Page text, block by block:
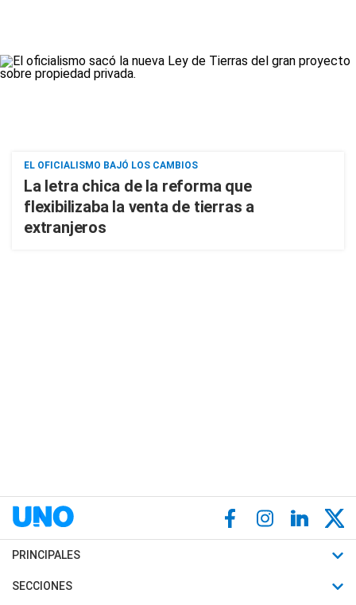
EL OFICIALISMO BAJÓ LOS CAMBIOS
La letra chica de la reforma que
flexibilizaba la venta de tierras a
extranjeros
PRINCIPALES
Últimas Noticias
SECCIONES